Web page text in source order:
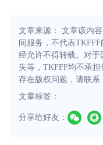
文章来源： 文章该内
间服务，不代表
经允许不得转载。对
失等，TKFFF均不承
存在版权问题，请联系
文章标签：
分享给好友：